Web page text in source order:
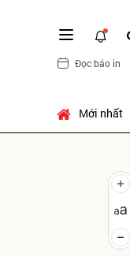
Đọc báo in
Mới nhất